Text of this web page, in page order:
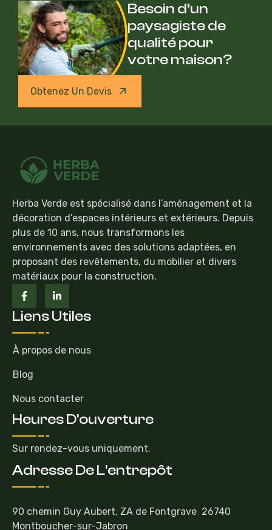
Besoin d’un
paysagiste de
qualité pour
votre maison?
Obtenez Un Devis
Herba Verde est spécialisé dans l’aménagement et la
décoration d’espaces intérieurs et extérieurs. Depuis
plus de 10 ans, nous transformons les
environnements avec des solutions adaptées, en
proposant des revêtements, du mobilier et divers
matériaux pour la construction.
Liens Utiles
À propos de nous
Blog
Nous contacter
Heures D'ouverture
Sur rendez-vous uniquement.
Adresse De L'entrepôt
90 chemin Guy Aubert, ZA de Fontgrave 26740
Montboucher-sur-Jabron